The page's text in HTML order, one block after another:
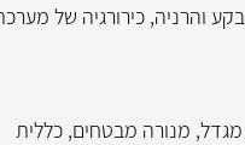
בקע והרניה, כירורגיה של
מגדל, מנורה מבטחים, כללית